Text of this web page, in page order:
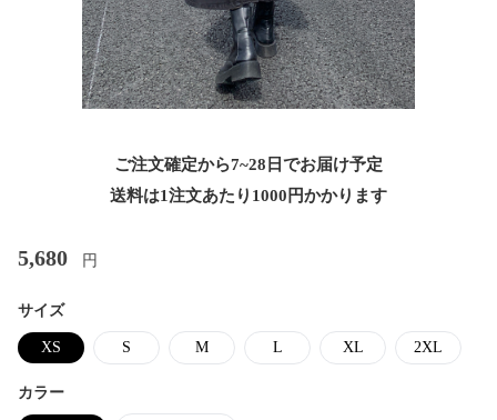
ご注文確定から7~28日でお届け予定
送料は1注文あたり 1000 円かかります
5,680 円
サイズ
XS S M L XL 2XL
カラー